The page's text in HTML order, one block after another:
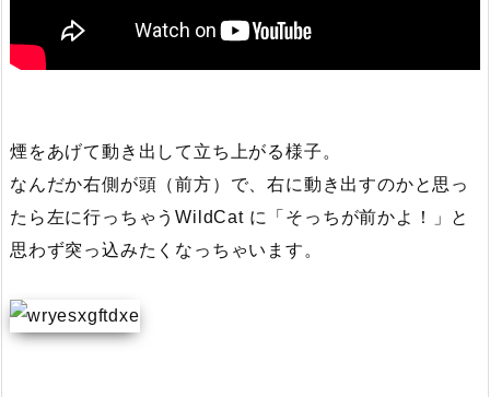
煙をあげて動き出して立ち上がる様子。
なんだか右側が頭（前方）で、右に動き出すのかと思っ
たら左に行っちゃうWildCat に「そっちが前かよ！」と
思わず突っ込みたくなっちゃいます。